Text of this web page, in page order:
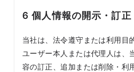
6 個人情報の開示・訂正
当社は、法令遵守または利用目
ユーザー本人または代理人は、
容の訂正、追加または削除・利